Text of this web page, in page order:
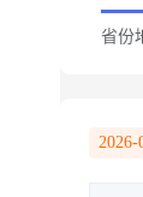
省份
2026-